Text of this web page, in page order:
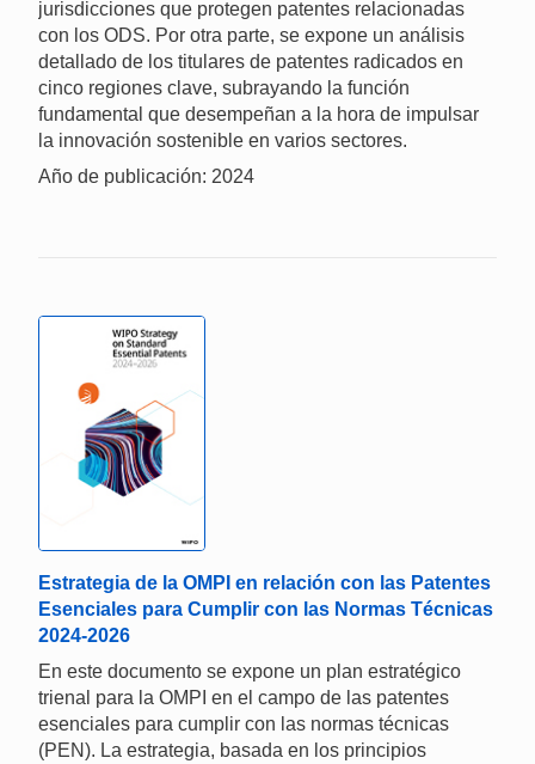
jurisdicciones que protegen patentes relacionadas
con los ODS. Por otra parte, se expone un análisis
detallado de los titulares de patentes radicados en
cinco regiones clave, subrayando la función
fundamental que desempeñan a la hora de impulsar
la innovación sostenible en varios sectores.
Año de publicación: 2024
Estrategia de la OMPI en relación con las Patentes
Esenciales para Cumplir con las Normas Técnicas
2024-2026
En este documento se expone un plan estratégico
trienal para la OMPI en el campo de las patentes
esenciales para cumplir con las normas técnicas
(PEN). La estrategia, basada en los principios